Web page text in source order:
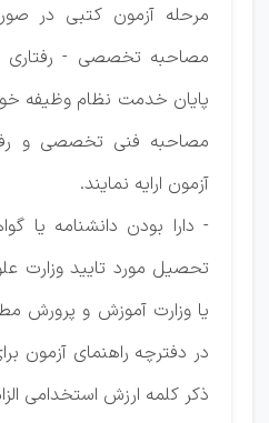
مرحله آزمون کتبی در
مصاحبه تخصصی - رفتاری
پایان خدمت نظام وظیفه خود
مصاحبه فنی تخصصی و
آزمون ارایه نمایند.
- دارا بودن دانشنامه یا
تحصیل مورد تایید وزارت
یا وزارت آموزش و پرورش
در دفترچه راهنمای آزمون
ذکر کلمه ارزش استخدامی